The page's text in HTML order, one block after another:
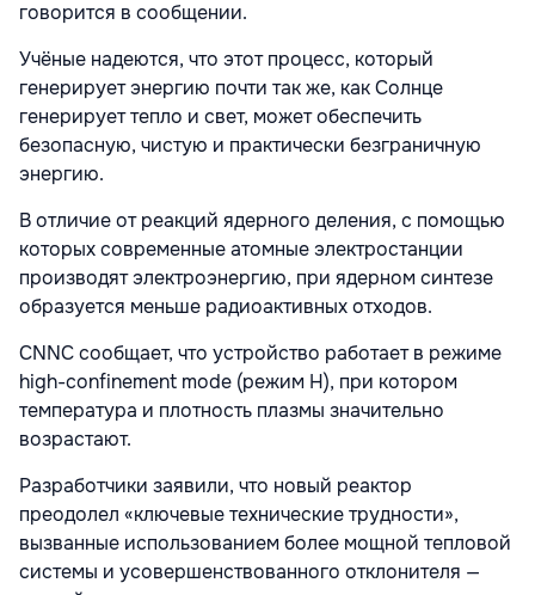
говорится в сообщении.
Учёные надеются, что этот процесс, который
генерирует энергию почти так же, как Солнце
генерирует тепло и свет, может обеспечить
безопасную, чистую и практически безграничную
энергию.
В отличие от реакций ядерного деления, с помощью
которых современные атомные электростанции
производят электроэнергию, при ядерном синтезе
образуется меньше радиоактивных отходов.
CNNC сообщает, что устройство работает в режиме
high-confinement mode (режим H), при котором
температура и плотность плазмы значительно
возрастают.
Разработчики заявили, что новый реактор
преодолел «ключевые технические трудности»,
вызванные использованием более мощной тепловой
системы и усовершенствованного отклонителя —